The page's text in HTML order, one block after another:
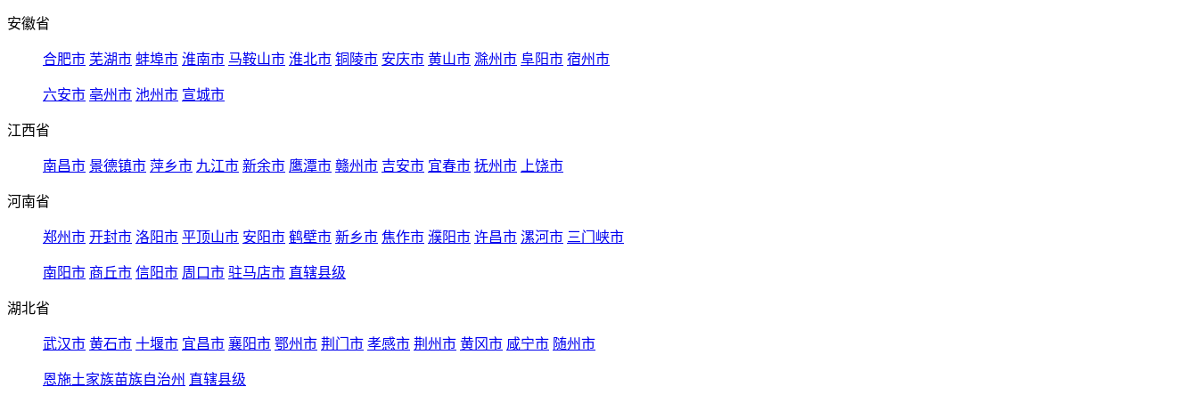
安徽省
合肥市 芜湖市 蚌埠市 淮南市 马鞍山市 淮北市 铜陵市 安庆市 黄山市 滁州市 阜阳市 宿州市
六安市 亳州市 池州市 宣城市
江西省
南昌市 景德镇市 萍乡市 九江市 新余市 鹰潭市 赣州市 吉安市 宜春市 抚州市 上饶市
河南省
郑州市 开封市 洛阳市 平顶山市 安阳市 鹤壁市 新乡市 焦作市 濮阳市 许昌市 漯河市 三门峡市
南阳市 商丘市 信阳市 周口市 驻马店市 直辖县级
湖北省
武汉市 黄石市 十堰市 宜昌市 襄阳市 鄂州市 荆门市 孝感市 荆州市 黄冈市 咸宁市 随州市
恩施土家族苗族自治州 直辖县级